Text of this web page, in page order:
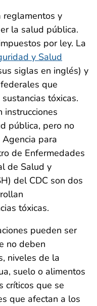
reglamentos y
la salud pública.
por ley. La
y Salud
siglas en inglés) y
que
tóxicas.
instrucciones
pública, pero no
para
de Enfermedades
de Salud y
del CDC son dos
tóxicas.
pueden ser
no deben
niveles de la
suelo o alimentos
críticos que se
que afectan a los